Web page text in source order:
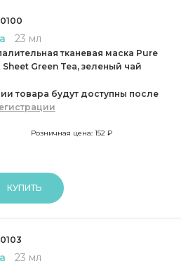
23 мл
тканевая маска Pure
Sheet Green Tea, зеленый чай
товара будут доступны после
Розничная цена: 152 ₽
КУПИТЬ
23 мл